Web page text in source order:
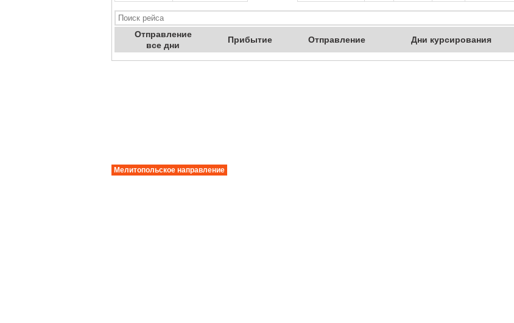
Отправление
все дни
Прибытие Отправление Дни курсирования
Мелитопольское направление